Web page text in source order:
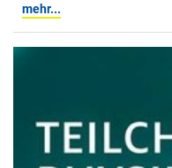
mehr...